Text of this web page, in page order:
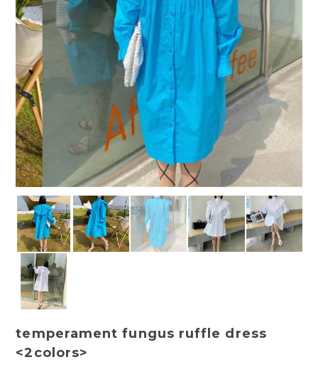
temperament fungus ruffle dress
<2colors>